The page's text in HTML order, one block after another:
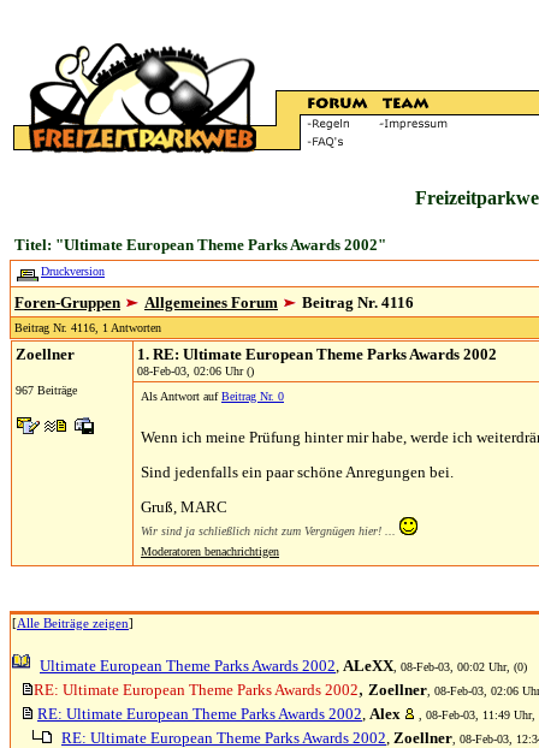
Titel: "Ultimate European Theme Parks Awards 2002"
Druckversion
Foren-Gruppen Allgemeines Forum Beitrag Nr. 4116
Beitrag Nr. 4116, 1 Antworten
Zoellner
967 Beiträge
1. RE: Ultimate European Theme Parks Awards 2002
08-Feb-03, 02:06 Uhr ()
Als Antwort aufBeitrag Nr. 0
Wenn ich meine Prüfung hinter mir habe, werde ich
Sind jedenfalls ein paar schöne Anregungen bei.
Gruß, MARC
Wir sind ja schließlich nicht zum Vergnügen hier! ...
Moderatoren benachrichtigen
[Alle Beiträge zeigen]
Ultimate European Theme Parks Awards 2002, ALeXX , 08-Feb-03, 00:02 Uhr, (0)
RE: Ultimate European Theme Parks Awards 2002, Zoellner , 08-Feb-03, 02:06
RE: Ultimate European Theme Parks Awards 2002, Alex , 08-Feb-03, 11:49 Uhr,
RE: Ultimate European Theme Parks Awards 2002, Zoellner , 08-Feb-03,